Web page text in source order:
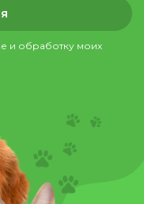
и обработку моих